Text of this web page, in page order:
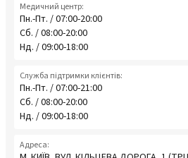
Медичний центр:
Пн.-Пт. / 07:00-20:00
Сб. / 08:00-20:00
Нд. / 09:00-18:00
Служба підтримки клієнтів:
Пн.-Пт. / 07:00-21:00
Сб. / 08:00-20:00
Нд. / 09:00-18:00
Адреса: